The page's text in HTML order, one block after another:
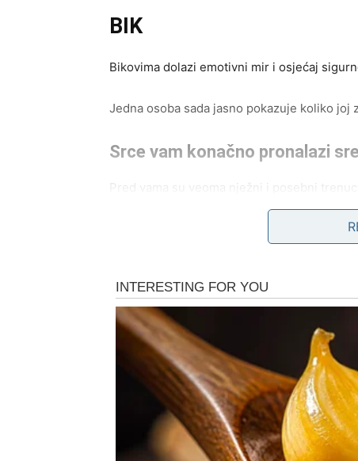
BIK
Bikovima dolazi emotivni mir i osjećaj
Jedna osoba sada jasno pokazuje koliko
Srce vam konačno pronalazi
Pred vama su veoma nježni i posebni trenuci.
Moguće je poznanstvo koje vam potpuno
Ništa više neće biti isto
Pred vama su veoma uzbudljivi trenuci.
RAK